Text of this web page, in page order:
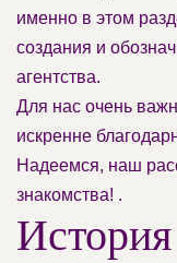
именно в этом
создания и
агентства.
Для нас очень
искренне
Надеемся, наш
знакомства! .